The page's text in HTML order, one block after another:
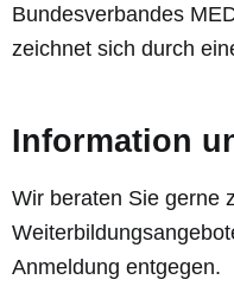
Bundesverbandes
zeichnet sich durch
Information
Wir beraten Sie gerne
Anmeldung entgegen.